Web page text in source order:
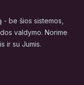
be šios sistemos,
valdymo. Norime
ir su Jumis.